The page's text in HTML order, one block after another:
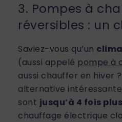
3. Pompes à
réversibles : un
Saviez-vous qu’un
(aussi appelé pompe à
aussi chauffer en hiver ?
alternative
sont jusqu’à 4 fois
chauffage électrique